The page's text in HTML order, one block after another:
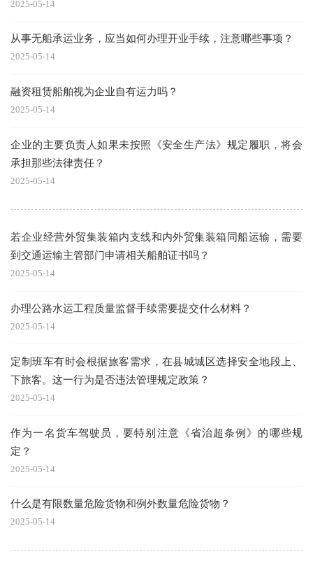
2025-05-14
从事无船承运业务，应当如何办理开业手续，注意哪些事项？
2025-05-14
融资租赁船舶视为企业自有运力吗？
2025-05-14
企业的主要负责人如果未按照《安全生产法》规定履职，将会
承担那些法律责任？
2025-05-14
若企业经营外贸集装箱内支线和内外贸集装箱同船运输，需要
到交通运输主管部门申请相关船舶证书吗？
2025-05-14
办理公路水运工程质量监督手续需要提交什么材料？
2025-05-14
定制班车有时会根据旅客需求，在县城城区选择安全地段上、
下旅客。这一行为是否违法管理规定政策？
2025-05-14
作为一名货车驾驶员，要特别注意《省治超条例》的哪些规
定？
2025-05-14
什么是有限数量危险货物和例外数量危险货物？
2025-05-14